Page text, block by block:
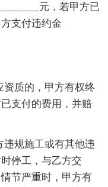
元，若甲方已
支付违约金
质的，甲方有权终
支付的费用，并赔
规施工或有其他违
停工，与乙方交
节严重时，甲方有